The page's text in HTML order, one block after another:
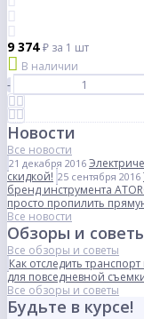
9 374₽ за 1 шт
В наличии
-
Новости
Все новости
21 декабря 2016
скидкой! 25 сентября 2016
бренд инструмента
просто пропилить
Все новости
Обзоры и
Все обзоры и советы
Как отследить
для повседневной
Все обзоры и советы
Будьте в курсе!